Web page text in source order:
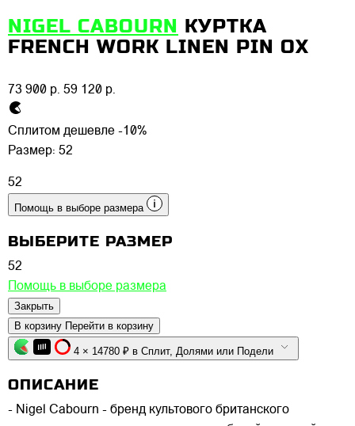
NIGEL CABOURN КУРТКА
FRENCH WORK LINEN PIN OX
73 900 р. 59 120 р.
Сплитом дешевле -10%
Размер: 52
52
Помощь в выборе размера
ВЫБЕРИТЕ РАЗМЕР
52
Помощь в выборе размера
Закрыть
В корзину Перейти в корзину
4 × 14780 ₽ в Сплит, Долями или Подели
ОПИСАНИЕ
- Nigel Cabourn - бренд культового британского